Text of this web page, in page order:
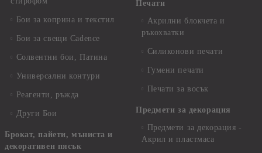
Бои за коприна и текстил
Бои за свещи Cadence
Солвентни бои, Патина
Универсални контури
Реагенти, ръжда
Други Бои
Брокат, пайети, мъниста и
декоративен пясък
Печати
Акрилни блокчета и
ръкохватки
Силиконови печати
Гумени печати
Печати за восък
Предмети за декорация
Предмети за декорация -
Акрил и пластмаса